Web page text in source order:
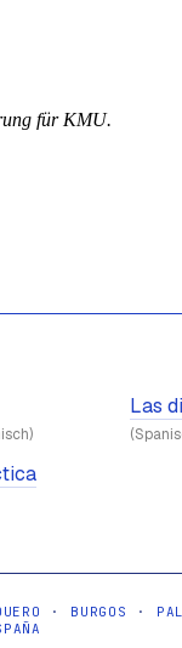
für KMU.
Las
· BURGOS ·